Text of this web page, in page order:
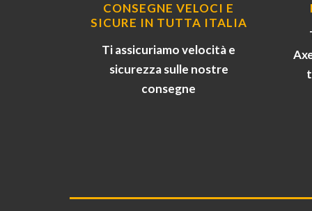
CONSEGNE VELOCI E
SICURE IN TUTTA ITALIA
Ti assicuriamo velocità e
sicurezza sulle nostre
consegne